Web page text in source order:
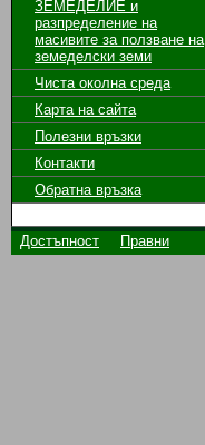
ЗЕМЕДЕЛИЕ и
разпределение на
масивите за ползване на
земeделски земи
Чиста околна среда
Карта на сайта
Полезни връзки
Контакти
Обратна връзка
Достъпност Правни